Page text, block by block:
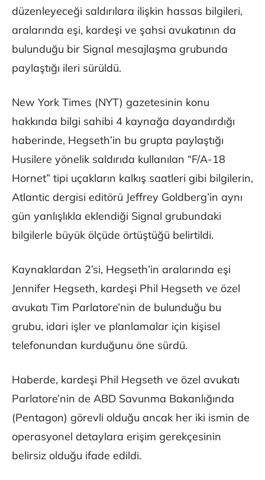
düzenleyeceği saldırılara ilişkin hassas bilgileri,
aralarında eşi, kardeşi ve şahsi avukatının da
bulunduğu bir Signal mesajlaşma grubunda
paylaştığı ileri sürüldü.
New York Times (NYT) gazetesinin konu
hakkında bilgi sahibi 4 kaynağa dayandırdığı
haberinde, Hegseth’in bu grupta paylaştığı
Husilere yönelik saldırıda kullanılan “F/A-18
Hornet” tipi uçakların kalkış saatleri gibi bilgilerin,
Atlantic dergisi editörü Jeffrey Goldberg’in aynı
gün yanlışlıkla eklendiği Signal grubundaki
bilgilerle büyük ölçüde örtüştüğü belirtildi.
Kaynaklardan 2’si, Hegseth’in aralarında eşi
Jennifer Hegseth, kardeşi Phil Hegseth ve özel
avukatı Tim Parlatore’nin de bulunduğu bu
grubu, idari işler ve planlamalar için kişisel
telefonundan kurduğunu öne sürdü.
Haberde, kardeşi Phil Hegseth ve özel avukatı
Parlatore’nin de ABD Savunma Bakanlığında
(Pentagon) görevli olduğu ancak her iki ismin de
operasyonel detaylara erişim gerekçesinin
belirsiz olduğu ifade edildi.